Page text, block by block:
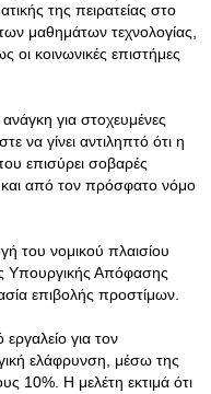
της πειρατείας στο
μαθημάτων τεχνολογίας,
κοινωνικές επιστήμες
για στοχευμένες
να γίνει αντιληπτό ότι η
επισύρει σοβαρές
από τον πρόσφατο νόμο
του νομικού πλαισίου
Υπουργικής Απόφασης
επιβολής προστίμων.
για τον
ελάφρυνση, μέσω της
10%. Η μελέτη εκτιμά ότι